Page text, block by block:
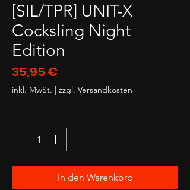
[SIL/TPR] UNIT-X
Cocksling Night
Edition
35,95 €
inkl. MwSt. | zzgl. Versandkosten
In den Warenkorb